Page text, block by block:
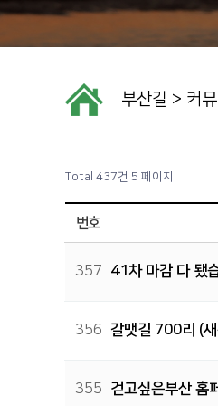
부산길 > 커
Total 437건 5 페이지
번호
357 41차 마감 다 됐
356 갈맷길 700리 (
355 걷고싶은부산 홈